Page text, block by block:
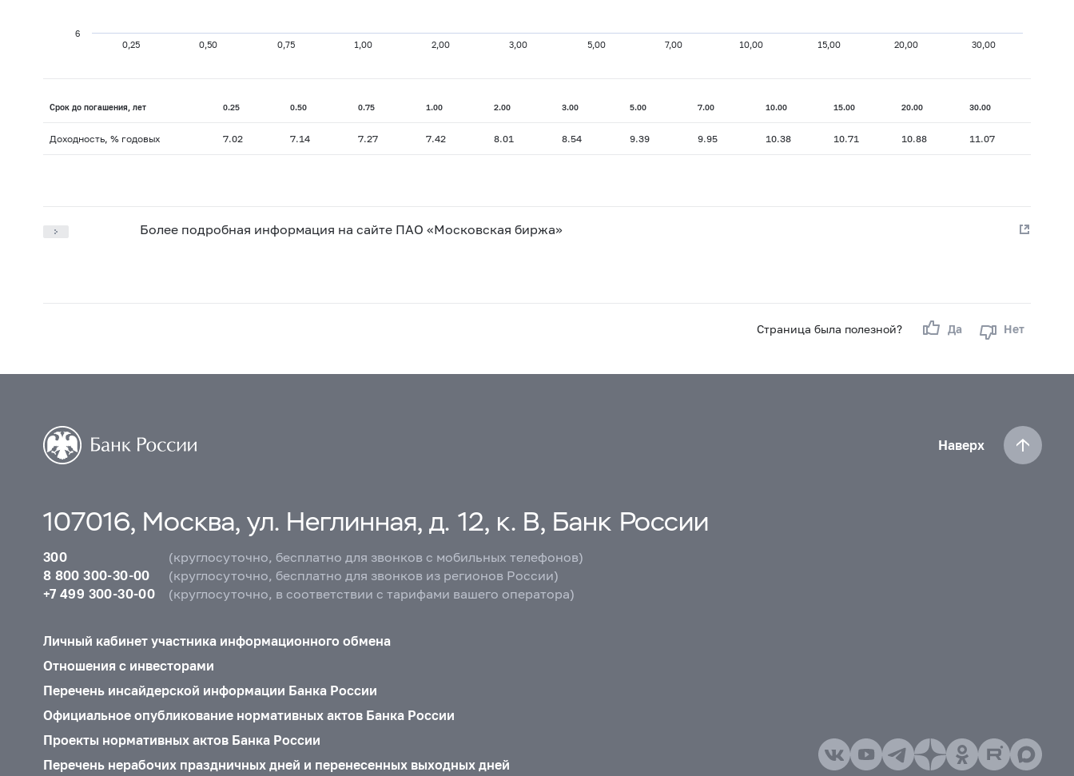
0,25 0,50 0,75 1,00 2,00 3,00 5,00 7,00 10,00 15,00 20,00 30,00
6
Срок до погашения, лет 0.25 0.50 0.75 1.00 2.00 3.00 5.00 7.00 10.00 15.00 20.00 30.00
Доходность, % годовых 7.02 7.14 7.27 7.42 8.01 8.54 9.39 9.95 10.38 10.71 10.88 11.07
Более подробная информация на сайте ПАО «Московская биржа»
Страница была полезной? Да Нет
Наверх
107016, Москва, ул. Неглинная, д. 12, к. В, Банк России
300
(круглосуточно, бесплатно для звонков с мобильных телефонов)
8 800 300-30-00
(круглосуточно, бесплатно для звонков из регионов России)
+7 499 300-30-00
(круглосуточно, в соответствии с тарифами вашего оператора)
Личный кабинет участника информационного обмена
Отношения с инвесторами
Перечень инсайдерской информации Банка России
Официальное опубликование нормативных актов Банка России
Проекты нормативных актов Банка России
Перечень нерабочих праздничных дней и перенесенных выходных дней